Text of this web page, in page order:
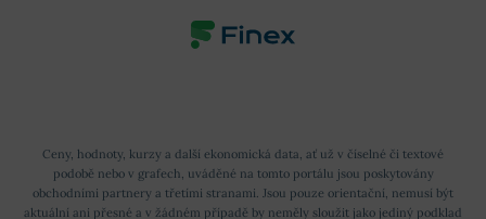
Ceny, hodnoty, kurzy a další ekonomická data, ať už v číselné či textové
podobě nebo v grafech, uváděné na tomto portálu jsou poskytovány
obchodními partnery a třetími stranami. Jsou pouze orientační, nemusí být
aktuální ani přesné a v žádném případě by neměly sloužit jako jediný podklad